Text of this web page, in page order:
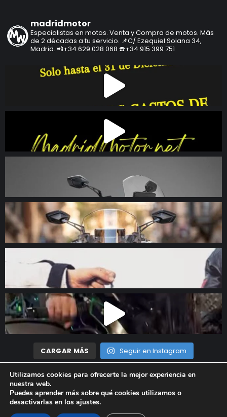
madridmotor
Especialistas en motos. Venta y Compra de motos. Más
de 2 décadas a tu servicio. 📌C/ Ezequiel Solana 34,
Madrid. 📲+34 629 028 068 ☎️+34 915 399 751
CARGAR MÁS Seguir en Instagram
Madrid Motor © 2023 Todos los derechos reservados |
Legal|Política de privacidad|
Utilizamos cookies para ofrecerte la mejor experiencia en
nuestra web.
Puedes aprender más sobre qué cookies utilizamos o
desactivarlas en los ajustes.